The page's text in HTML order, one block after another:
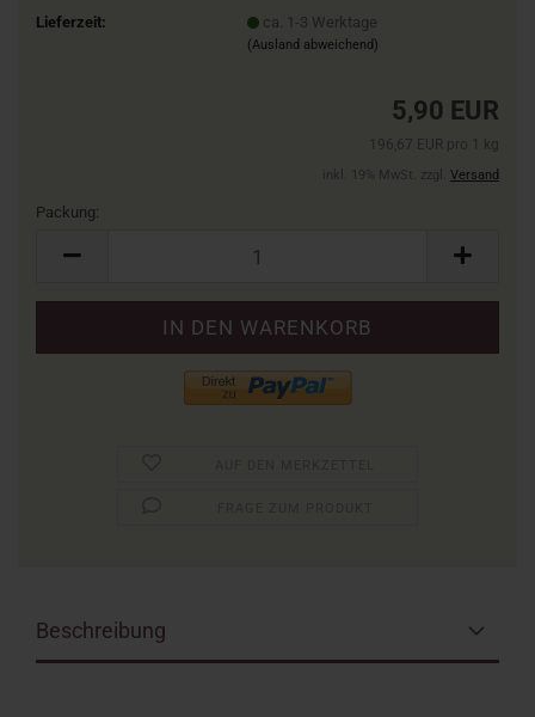
Lieferzeit:
ca. 1-3 Werktage
(Ausland abweichend)
5,90 EUR
196,67 EUR pro 1 kg
inkl. 19% MwSt. zzgl. Versand
Packung:
Beschreibung